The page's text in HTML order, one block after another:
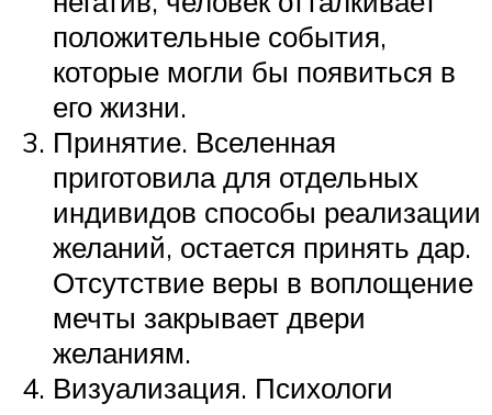
положительные события,
которые могли бы появиться в
его жизни.
Принятие. Вселенная
приготовила для отдельных
индивидов способы реализации
желаний, остается принять дар.
Отсутствие веры в воплощение
мечты закрывает двери
желаниям.
Визуализация. Психологи